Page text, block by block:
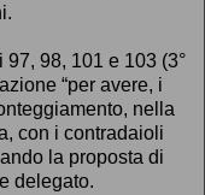
98, 101 e 103 (3°
“per avere, i
nella
con i contradaioli
la proposta di
delegato.